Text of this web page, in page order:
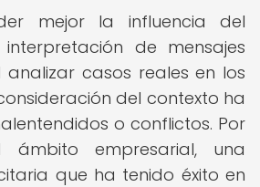
mejor la influencia del
de mensajes
analizar casos reales en los
del contexto ha
o conflictos. Por
ámbito empresarial, una
que ha tenido éxito en